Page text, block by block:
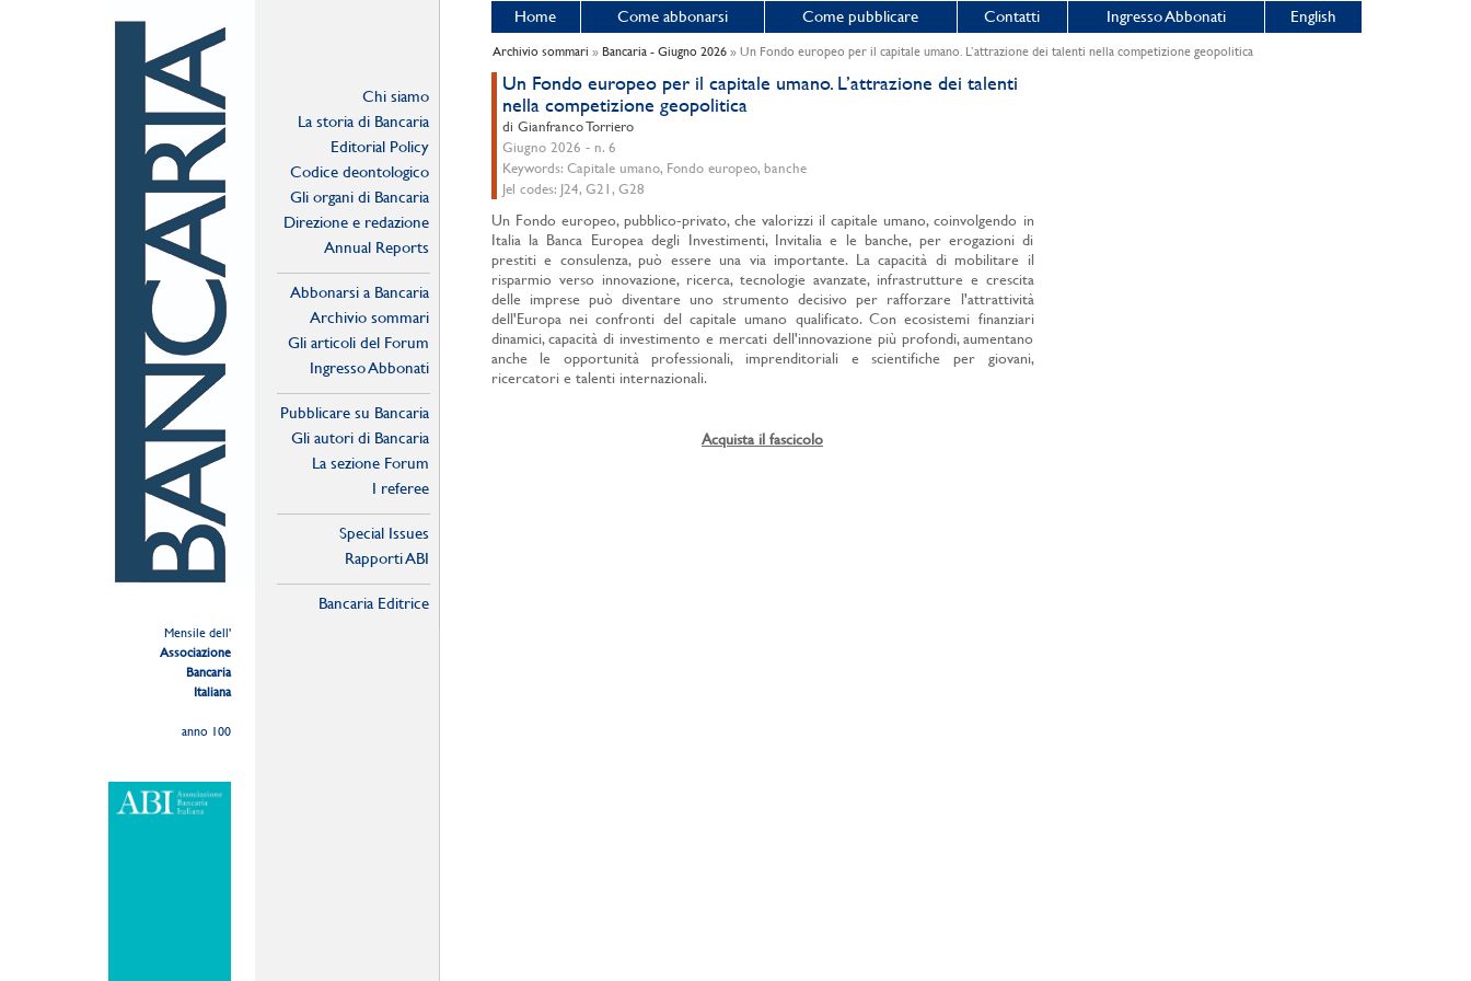
Mensile dell'
Associazione
Bancaria
Italiana
anno 100
Chi siamo
La storia di Bancaria
Editorial Policy
Codice deontologico
Gli organi di Bancaria
Direzione e redazione
Annual Reports
Abbonarsi a Bancaria
Archivio sommari
Gli articoli del Forum
Ingresso Abbonati
Pubblicare su Bancaria
Gli autori di Bancaria
La sezione Forum
I referee
Special Issues
Rapporti ABI
Bancaria Editrice
Home Come abbonarsi Come pubblicare Contatti Ingresso Abbonati English
Archivio sommari » Bancaria - Giugno 2026» Un Fondo europeo per il capitale umano. L’attrazione dei talenti nella competizione geopolitica
Un Fondo europeo per il capitale umano. L’attrazione dei talenti
nella competizione geopolitica
di Gianfranco Torriero
Giugno 2026 - n. 6
Keywords: Capitale umano, Fondo europeo, banche
Jel codes: J24, G21, G28
Un Fondo europeo, pubblico-privato, che valorizzi il capitale umano, coinvolgendo in
Italia la Banca Europea degli Investimenti, Invitalia e le banche, per erogazioni di
prestiti e consulenza, può essere una via importante. La capacità di mobilitare il
risparmio verso innovazione, ricerca, tecnologie avanzate, infrastrutture e crescita
delle imprese può diventare uno strumento decisivo per rafforzare l'attrattività
dell'Europa nei confronti del capitale umano qualificato. Con ecosistemi finanziari
dinamici, capacità di investimento e mercati dell'innovazione più profondi, aumentano
anche le opportunità professionali, imprenditoriali e scientifiche per giovani,
ricercatori e talenti internazionali.
Acquista il fascicolo